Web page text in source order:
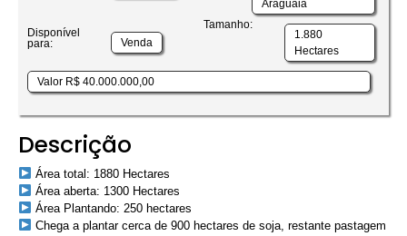
Araguaia
Disponível
para:
Venda
Tamanho:
1.880
Hectares
Valor R$ 40.000.000,00
Descrição
Área total: 1880 Hectares
Área aberta: 1300 Hectares
Área Plantando: 250 hectares
Chega a plantar cerca de 900 hectares de soja, restante pastagem